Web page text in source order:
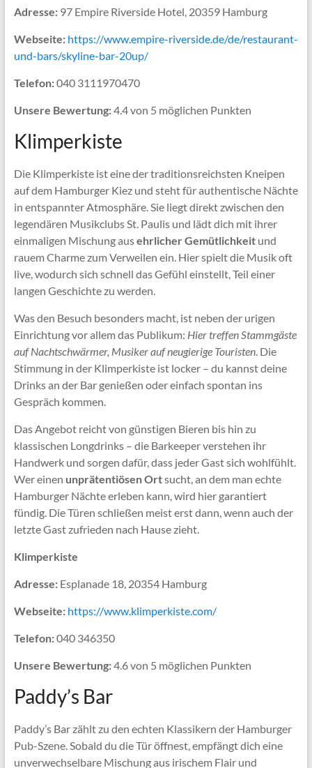
Adresse:97 Empire Riverside Hotel, 20359 Hamburg
Webseite: https://www.empire-riverside.de/de/restaurant-
und-bars/skyline-bar-20up/
Telefon:040 3111970470
Unsere Bewertung:4.4 von 5 möglichen Punkten
Klimperkiste
Die Klimperkiste ist eine der traditionsreichsten Kneipen
auf dem Hamburger Kiez und steht für authentische Nächte
in entspannter Atmosphäre. Sie liegt direkt zwischen den
legendären Musikclubs St. Paulis und lädt dich mit ihrer
einmaligen Mischung ausehrlicher Gemütlichkeitund
rauem Charme zum Verweilen ein. Hier spielt die Musik oft
live, wodurch sich schnell das Gefühl einstellt, Teil einer
langen Geschichte zu werden.
Was den Besuch besonders macht, ist neben der urigen
Einrichtung vor allem das Publikum: Hier treffen Stammgäste
auf Nachtschwärmer, Musiker auf neugierige Touristen. Die
Stimmung in der Klimperkiste ist locker – du kannst deine
Drinks an der Bar genießen oder einfach spontan ins
Gespräch kommen.
Das Angebot reicht von günstigen Bieren bis hin zu
klassischen Longdrinks – die Barkeeper verstehen ihr
Handwerk und sorgen dafür, dass jeder Gast sich wohlfühlt.
Wer einen unprätentiösen Ortsucht, an dem man echte
Hamburger Nächte erleben kann, wird hier garantiert
fündig. Die Türen schließen meist erst dann, wenn auch der
letzte Gast zufrieden nach Hause zieht.
Klimperkiste
Adresse:Esplanade 18, 20354 Hamburg
Webseite: https://www.klimperkiste.com/
Telefon:040 346350
Unsere Bewertung:4.6 von 5 möglichen Punkten
Paddy’s Bar
Paddy’s Bar zählt zu den echten Klassikern der Hamburger
Pub-Szene. Sobald du die Tür öffnest, empfängt dich eine
unverwechselbare Mischung aus irischem Flair und